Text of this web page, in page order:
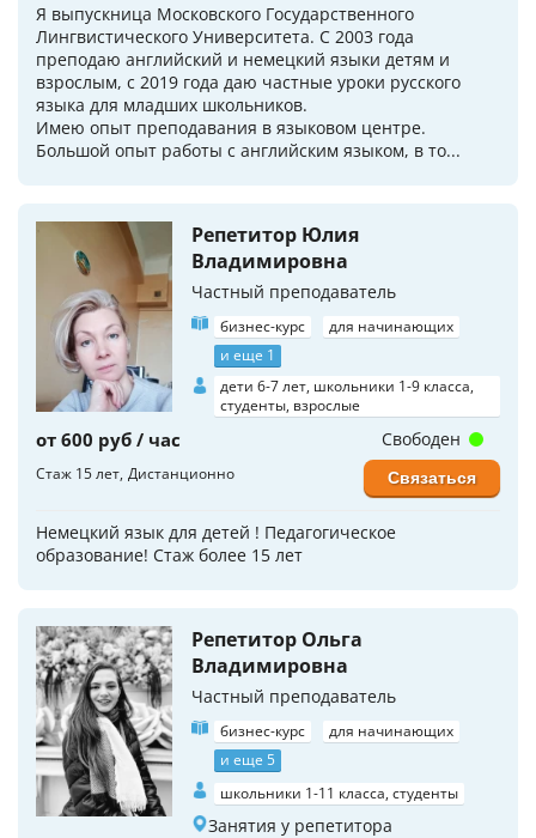
Я выпускница Московского Государственного
Лингвистического Университета. С 2003 года
преподаю английский и немецкий языки детям и
взрослым, с 2019 года даю частные уроки русского
языка для младших школьников.
Имею опыт преподавания в языковом центре.
Большой опыт работы с английским языком, в то...
Репетитор Юлия
Владимировна
Частный преподаватель
бизнес-курс
для начинающих
и еще 1
дети 6-7 лет, школьники 1-9 класса,
студенты, взрослые
от 600 руб / час
Стаж 15 лет Дистанционно
Немецкий язык для детей ! Педагогическое
образование! Стаж более 15 лет
Свободен
Связаться
Репетитор Ольга
Владимировна
Частный преподаватель
бизнес-курс
для начинающих
и еще 5
школьники 1-11 класса, студенты
Занятия у репетитора